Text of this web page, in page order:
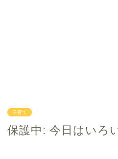
子育て
保護中: 今日はいろ